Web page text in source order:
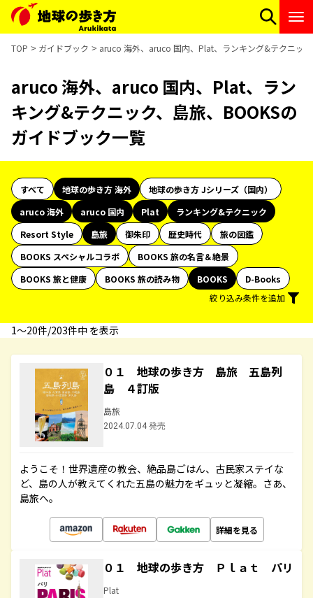
TOP ガイドブック aruco 海外、aruco 国内、Plat、ランキング&テクニッ
aruco 海外、aruco 国内、Plat、ラン
キング&テクニック、島旅、BOOKSの
ガイドブック一覧
すべて 地球の歩き方 海外
地球の歩き方 Jシリーズ（国内）
aruco 海外
aruco 国内 Plat
ランキング&テクニック
Resort Style
島旅 御朱印 歴史時代
旅の図鑑
BOOKS スペシャルコラボ
BOOKS 旅の名言＆絶景
BOOKS 旅と健康
BOOKS 旅の読み物 BOOKS
D-Books
絞り込み条件を追加
1〜20件/203件中 を表示
０１ 地球の歩き方 島旅 五島列
島 ４訂版
島旅
2024.07.04 発売
ようこそ！世界遺産の教会、絶品島ごはん、古民家ステイな
ど、島の人が教えてくれた五島の魅力をギュッと凝縮。さあ、
島旅へ。
詳細を見る
０１ 地球の歩き方 Ｐｌａｔ パリ
Plat